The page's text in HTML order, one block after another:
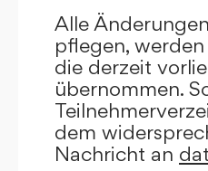
Alle
pflegen,
die derzeit
übernommen.
dem
Nachricht an